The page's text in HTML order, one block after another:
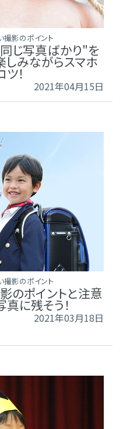
撮影のポイント
同じ写真ばかり"を
しみながらスマホ
！
2021年04月15日
撮影のポイント
のポイントと注意
に残そう！
2021年03月18日